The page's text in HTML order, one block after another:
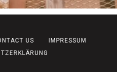
US
IMPRESSUM